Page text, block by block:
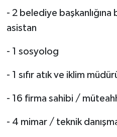
- 2 belediye başkanlığına
asistan
- 1 sosyolog
- 1 sıfır atık ve iklim
- 16 firma sahibi /
- 4 mimar / teknik